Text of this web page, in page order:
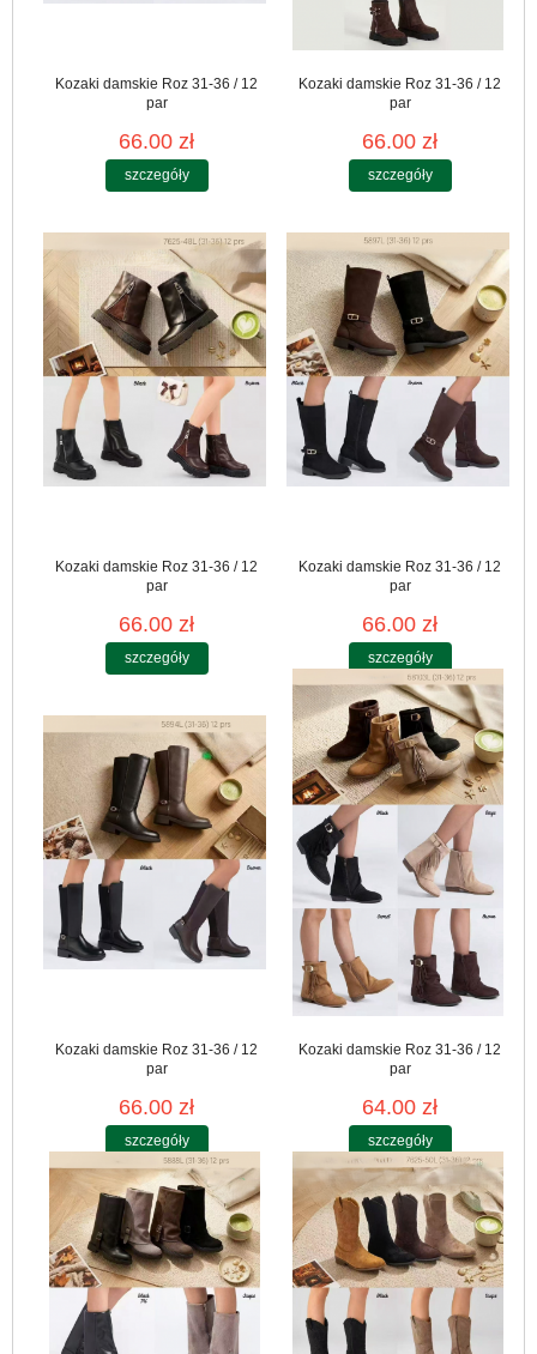
Kozaki damskie Roz 31-36 / 12
par
66.00 zł
szczegóły
Kozaki damskie Roz 31-36 / 12
par
66.00 zł
szczegóły
Kozaki damskie Roz 31-36 / 12
par
66.00 zł
szczegóły
Kozaki damskie Roz 31-36 / 12
par
66.00 zł
szczegóły
Kozaki damskie Roz 31-36 / 12
par
66.00 zł
szczegóły
Kozaki damskie Roz 31-36 / 12
par
64.00 zł
szczegóły